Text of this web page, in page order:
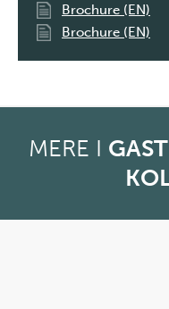
Brochure (EN)
Brochure (EN)
MERE I